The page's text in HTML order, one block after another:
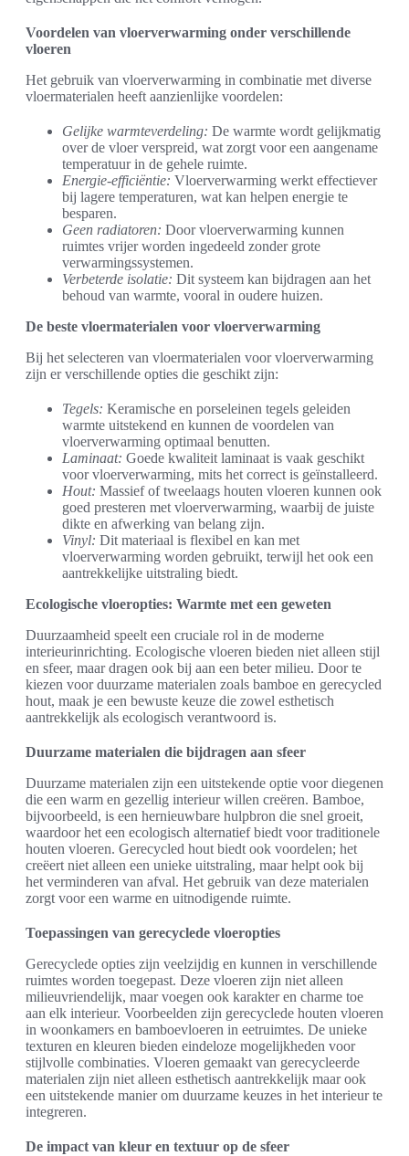
Voordelen van vloerverwarming onder verschillende
vloeren
Het gebruik van vloerverwarming in combinatie met diverse
vloermaterialen heeft aanzienlijke voordelen:
Gelijke warmteverdeling: De warmte wordt gelijkmatig
over de vloer verspreid, wat zorgt voor een aangename
temperatuur in de gehele ruimte.
Energie-efficiëntie: Vloerverwarming werkt effectiever
bij lagere temperaturen, wat kan helpen energie te
besparen.
Geen radiatoren: Door vloerverwarming kunnen
ruimtes vrijer worden ingedeeld zonder grote
verwarmingssystemen.
Verbeterde isolatie: Dit systeem kan bijdragen aan het
behoud van warmte, vooral in oudere huizen.
De beste vloermaterialen voor vloerverwarming
Bij het selecteren van vloermaterialen voor vloerverwarming
zijn er verschillende opties die geschikt zijn:
Tegels: Keramische en porseleinen tegels geleiden
warmte uitstekend en kunnen de voordelen van
vloerverwarming optimaal benutten.
Laminaat: Goede kwaliteit laminaat is vaak geschikt
voor vloerverwarming, mits het correct is geïnstalleerd.
Hout: Massief of tweelaags houten vloeren kunnen ook
goed presteren met vloerverwarming, waarbij de juiste
dikte en afwerking van belang zijn.
Vinyl: Dit materiaal is flexibel en kan met
vloerverwarming worden gebruikt, terwijl het ook een
aantrekkelijke uitstraling biedt.
Ecologische vloeropties: Warmte met een geweten
Duurzaamheid speelt een cruciale rol in de moderne
interieurinrichting. Ecologische vloeren bieden niet alleen stijl
en sfeer, maar dragen ook bij aan een beter milieu. Door te
kiezen voor duurzame materialen zoals bamboe en gerecycled
hout, maak je een bewuste keuze die zowel esthetisch
aantrekkelijk als ecologisch verantwoord is.
Duurzame materialen die bijdragen aan sfeer
Duurzame materialen zijn een uitstekende optie voor diegenen
die een warm en gezellig interieur willen creëren. Bamboe,
bijvoorbeeld, is een hernieuwbare hulpbron die snel groeit,
waardoor het een ecologisch alternatief biedt voor traditionele
houten vloeren. Gerecycled hout biedt ook voordelen; het
creëert niet alleen een unieke uitstraling, maar helpt ook bij
het verminderen van afval. Het gebruik van deze materialen
zorgt voor een warme en uitnodigende ruimte.
Toepassingen van gerecyclede vloeropties
Gerecyclede opties zijn veelzijdig en kunnen in verschillende
ruimtes worden toegepast. Deze vloeren zijn niet alleen
milieuvriendelijk, maar voegen ook karakter en charme toe
aan elk interieur. Voorbeelden zijn gerecyclede houten vloeren
in woonkamers en bamboevloeren in eetruimtes. De unieke
texturen en kleuren bieden eindeloze mogelijkheden voor
stijlvolle combinaties. Vloeren gemaakt van gerecycleerde
materialen zijn niet alleen esthetisch aantrekkelijk maar ook
een uitstekende manier om duurzame keuzes in het interieur te
integreren.
De impact van kleur en textuur op de sfeer